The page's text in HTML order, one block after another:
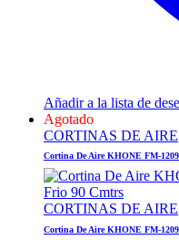
Añadir a la lista de
Agotado
CORTINAS DE AIRE
Cortina De Aire KHONE FM-
CORTINAS DE AIRE
Cortina De Aire KHONE FM-